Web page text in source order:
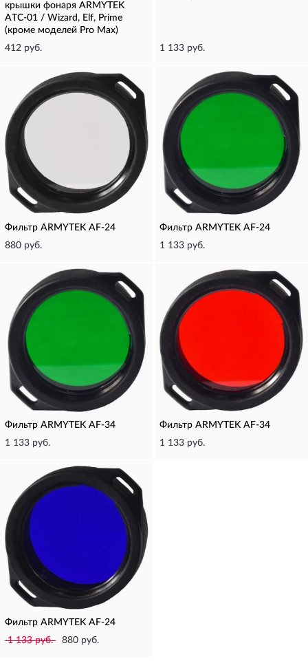
крышки фонаря ARMYTEK
ATC-01 / Wizard, Elf, Prime
(кроме моделей Pro Max)
412 руб.
1 133 руб.
Фильтр ARMYTEK AF-24
880 руб.
Фильтр ARMYTEK AF-24
1 133 руб.
Фильтр ARMYTEK AF-34
1 133 руб.
Фильтр ARMYTEK AF-34
1 133 руб.
Фильтр ARMYTEK AF-24
1 133 руб.
880 руб.